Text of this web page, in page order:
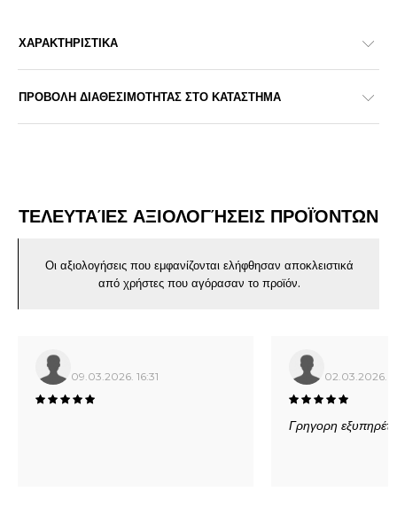
ΧΑΡΑΚΤΗΡΙΣΤΙΚΑ
ΠΡΟΒΟΛΗ ΔΙΑΘΕΣΙΜΟΤΗΤΑΣ ΣΤΟ ΚΑΤΑΣΤΗΜΑ
ΤΕΛΕΥΤΑΊΕΣ ΑΞΙΟΛΟΓΉΣΕΙΣ ΠΡΟΪΌΝΤΩΝ
Οι αξιολογήσεις που εμφανίζονται ελήφθησαν αποκλειστικά
από χρήστες που αγόρασαν το προϊόν.
09.03.2026. 16:31 02.03.2026.
Γρηγορη